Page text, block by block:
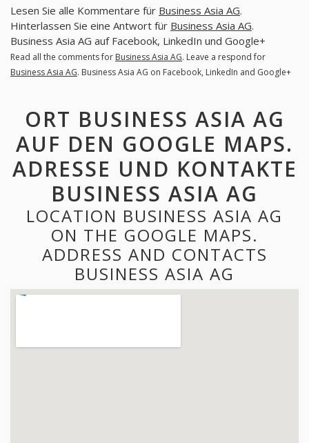
Lesen Sie alle Kommentare für Business Asia AG.
Hinterlassen Sie eine Antwort für Business Asia AG.
Business Asia AG auf Facebook, LinkedIn und Google+
Read all the comments for Business Asia AG. Leave a respond for
Business Asia AG. Business Asia AG on Facebook, LinkedIn and Google+
ORT BUSINESS ASIA AG
AUF DEN GOOGLE MAPS.
ADRESSE UND KONTAKTE
BUSINESS ASIA AG
LOCATION BUSINESS ASIA AG
ON THE GOOGLE MAPS.
ADDRESS AND CONTACTS
BUSINESS ASIA AG